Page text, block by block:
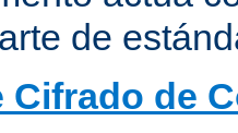
de
Cifrado de